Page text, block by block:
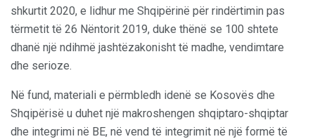
shkurtit 2020, e lidhur me Shqipërinë për rindërtimin pas
tërmetit të 26 Nëntorit 2019, duke thënë se 100 shtete
dhanë një ndihmë jashtëzakonisht të madhe, vendimtare
dhe serioze.
Në fund, materiali e përmbledh idenë se Kosovës dhe
Shqipërisë u duhet një makroshengen shqiptaro-shqiptar
dhe integrimi në BE, në vend të integrimit në një formë të